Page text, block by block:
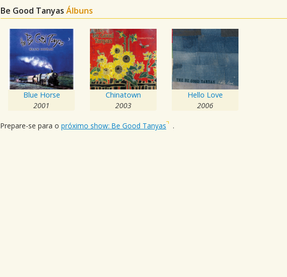
Be Good Tanyas Álbuns
Blue Horse
2001
Chinatown
2003
Hello Love
2006
Prepare-se para o próximo show: Be Good Tanyas .